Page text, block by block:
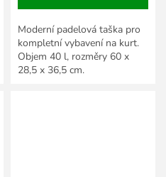
Moderní padelová taška pro
kompletní vybavení na kurt.
Objem 40 l, rozměry 60 x
28,5 x 36,5 cm.